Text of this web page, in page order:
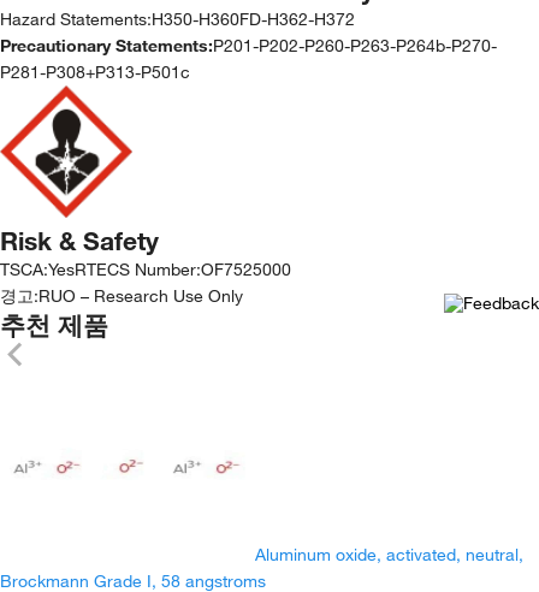
Hazard Statements:H350-H360FD-H362-H372
Precautionary Statements:P201-P202-P260-P263-P264b-P270-
P281-P308+P313-P501c
Risk & Safety
TSCA:YesRTECS Number:OF7525000
경고:RUO – Research Use Only
추천 제품
Aluminum oxide, activated, neutral,
Brockmann Grade I, 58 angstroms